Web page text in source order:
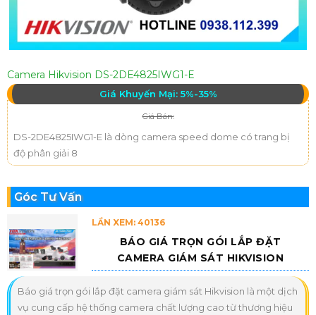
Camera Hikvision DS-2DE4825IWG1-E
Giá Khuyến Mại: 5%-35%
Giá Bán:
DS-2DE4825IWG1-E là dòng camera speed dome có trang bị
độ phân giải 8
Góc Tư Vấn
LẦN XEM: 40136
BÁO GIÁ TRỌN GÓI LẮP ĐẶT
CAMERA GIÁM SÁT HIKVISION
Báo giá trọn gói lắp đặt camera giám sát Hikvision là một dịch
vụ cung cấp hệ thống camera chất lượng cao từ thương hiệu